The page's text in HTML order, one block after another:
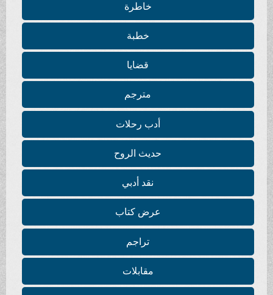
خاطرة
خطبة
قضايا
مترجم
أدب رحلات
حديث الروح
نقد أدبي
عرض كتاب
تراجم
مقابلات